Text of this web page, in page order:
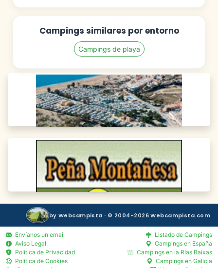
Campings similares por entorno
Campings de playa
by Webcampista · © 2004-2026 Webcampista.com
Envíanos un email
Aviso Legal
Política de Privacidad
Política de Cookies
Listado de Campings
Campings en España
Campings en la Rías Baixas
Campings en Galicia